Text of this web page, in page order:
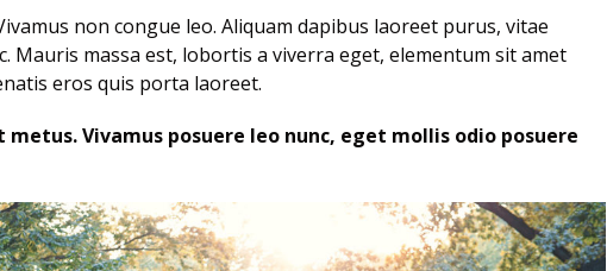
non congue leo. Aliquam dapibus laoreet purus, vitae
Mauris massa est, lobortis a viverra eget, elementum sit amet
eros quis porta laoreet.
metus. Vivamus posuere leo nunc, eget mollis odio posuere